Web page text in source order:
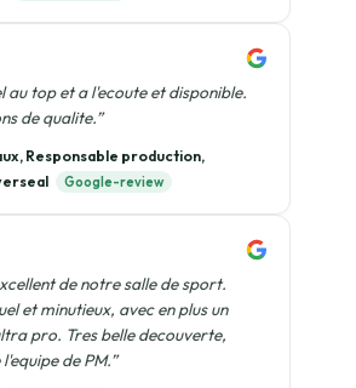
au top et a l'ecoute et disponible.
de qualite.”
Responsable production,
Google-review
de notre salle de sport.
et minutieux, avec en plus un
pro. Tres belle decouverte,
de PM.”